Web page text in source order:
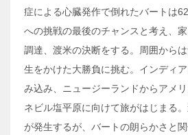
症による心臓発作で倒れたバートは
への挑戦の最後のチャンスと考え、
調達、渡米の決断をする。周囲から
生をかけた大勝負に挑む。インディ
み込み、ニュージーランドからアメ
ネビル塩平原に向けて旅がはじまる
が発生するが、バートの朗らかさと